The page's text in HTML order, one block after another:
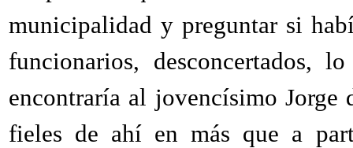
municipalidad y preguntar si
funcionarios, desconcertados,
encontraría al jovencísimo
fieles de ahí en más que a